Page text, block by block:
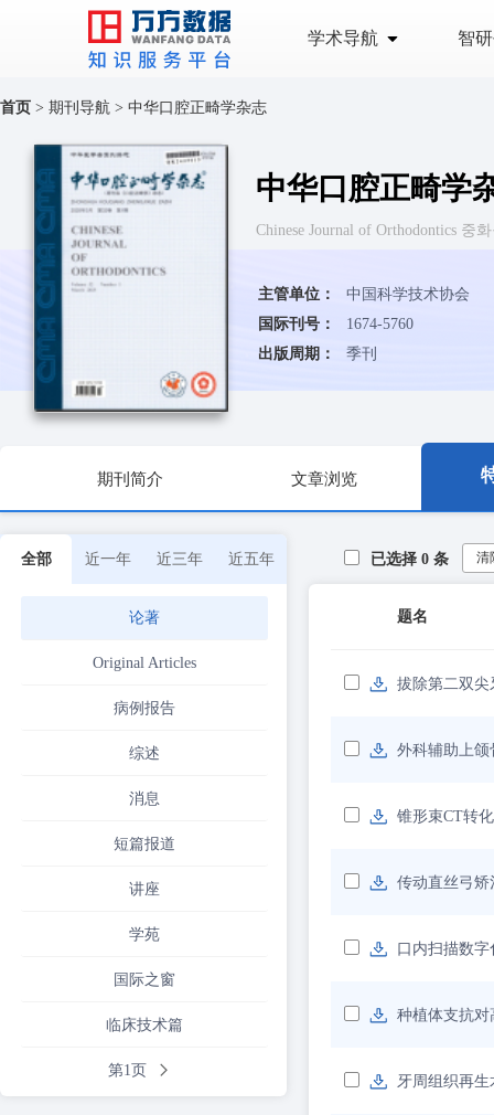
学术导航 智
首页 > 期刊导航 > 中华口腔正畸学杂志
中华口腔正畸学
Chinese Journal of Orthodontics 중
主管单位：
中国科学技术协会
国际刊号：
1674-5760
出版周期：
季刊
期刊简介 文章浏览
全部 近一年 近三年 近五年
论著
Original Articles
病例报告
综述
消息
短篇报道
讲座
学苑
国际之窗
临床技术篇
第1页
已选择 0 条 清
题名
拔除第二双
外科辅助上
锥形束CT转
传动直丝弓
口内扫描数
种植体支抗
牙周组织再